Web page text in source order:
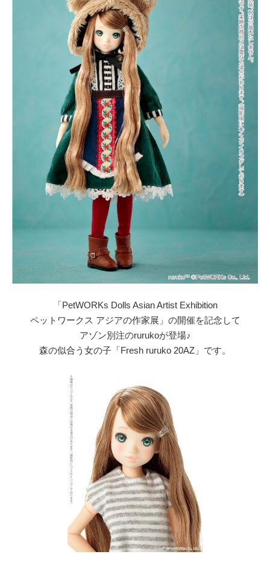
「PetWORKs Dolls Asian Artist Exhibition
ペットワークス アジアの作家展」の開催を記念して
アゾン別注のrurukoが登場♪
森の似合う女の子「Fresh ruruko 20AZ」です。